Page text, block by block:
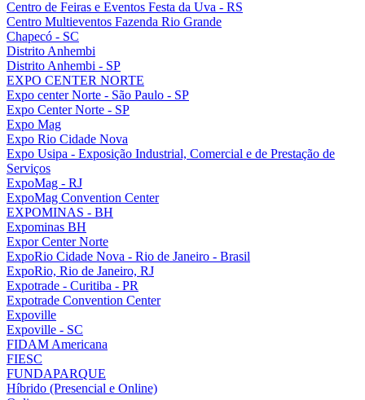
Centro de Feiras e Eventos Festa da Uva - RS
Centro Multieventos Fazenda Rio Grande
Chapecó - SC
Distrito Anhembi
Distrito Anhembi - SP
EXPO CENTER NORTE
Expo center Norte - São Paulo - SP
Expo Center Norte - SP
Expo Mag
Expo Rio Cidade Nova
Expo Usipa - Exposição Industrial, Comercial e de Prestação de
Serviços
ExpoMag - RJ
ExpoMag Convention Center
EXPOMINAS - BH
Expominas BH
Expor Center Norte
ExpoRio Cidade Nova - Rio de Janeiro - Brasil
ExpoRio, Rio de Janeiro, RJ
Expotrade - Curitiba - PR
Expotrade Convention Center
Expoville
Expoville - SC
FIDAM Americana
FIESC
FUNDAPARQUE
Híbrido (Presencial e Online)